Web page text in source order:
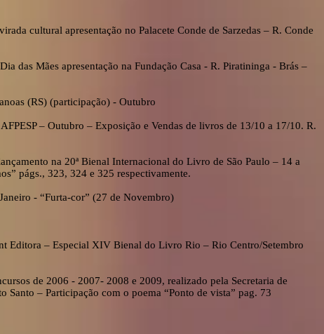
cultural apresentação no Palacete Conde de Sarzedas – R. Conde
das Mães apresentação na Fundação Casa - R. Piratininga - Brás –
(RS) (participação) - Outubro
– Outubro – Exposição e Vendas de livros de 13/10 a 17/10. R.
na 20ª Bienal Internacional do Livro de São Paulo – 14 a
págs., 323, 324 e 325 respectivamente.
- “Furta-cor” (27 de Novembro)
Editora – Especial XIV Bienal do Livro Rio – Rio Centro/Setembro
de 2006 - 2007- 2008 e 2009, realizado pela Secretaria de
– Participação com o poema “Ponto de vista” pag. 73